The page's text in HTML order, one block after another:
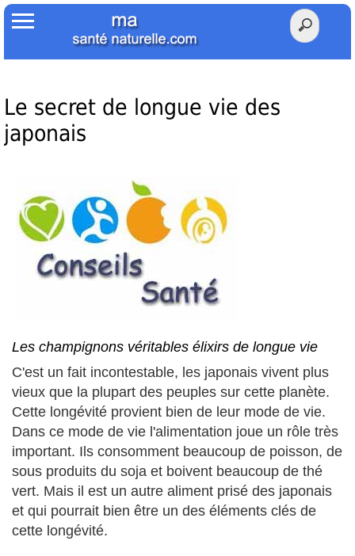
Accueil
Votre Santé
Herbier
Membres Amis
Facebook
Le secret de longue vie des
japonais
Les champignons véritables élixirs de longue vie
C'est un fait incontestable, les japonais vivent plus
vieux que la plupart des peuples sur cette planète.
Cette longévité provient bien de leur mode de vie.
Dans ce mode de vie l'alimentation joue un rôle très
important. Ils consomment beaucoup de poisson, de
sous produits du soja et boivent beaucoup de thé
vert. Mais il est un autre aliment prisé des japonais
et qui pourrait bien être un des éléments clés de
cette longévité.